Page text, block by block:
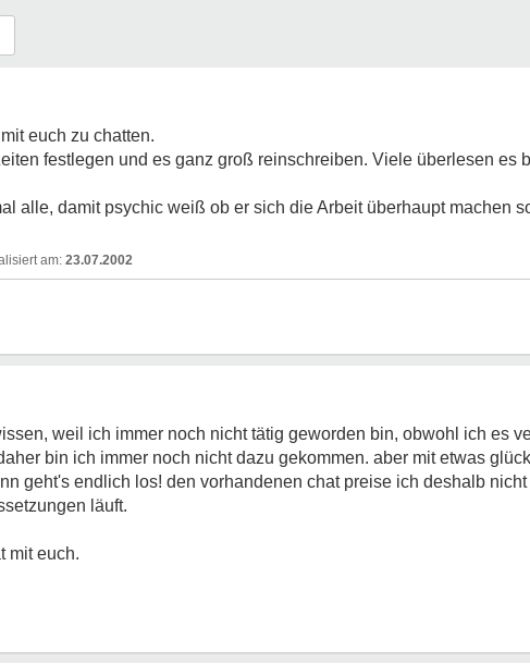
euch zu chatten.
festlegen und es ganz groß reinschreiben. Viele überlesen es
alle, damit psychic weiß ob er sich die Arbeit überhaupt machen
23.07.2002
weil ich immer noch nicht tätig geworden bin, obwohl ich es
bin ich immer noch nicht dazu gekommen. aber mit etwas
geht's endlich los! den vorhandenen chat preise ich deshalb
läuft.
mit euch.